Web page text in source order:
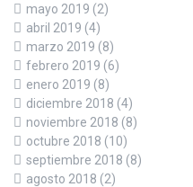
mayo 2019 (2)
abril 2019 (4)
marzo 2019 (8)
febrero 2019 (6)
enero 2019 (8)
diciembre 2018 (4)
noviembre 2018 (8)
octubre 2018 (10)
septiembre 2018 (8)
agosto 2018 (2)